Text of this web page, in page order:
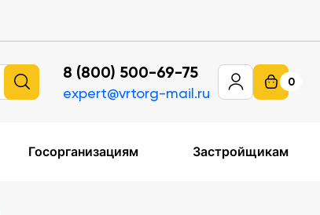
8 (800) 500-69-75
expert@vrtorg-mail.ru
0
Госорганизациям Застройщикам